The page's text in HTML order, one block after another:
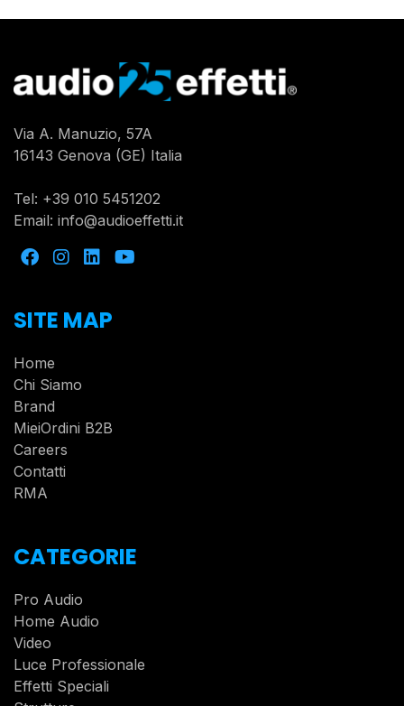
Via A. Manuzio, 57A
16143 Genova (GE) Italia
Tel: +39 010 5451202
Email: info@audioeffetti.it
SITE MAP
Home
Chi Siamo
Brand
MieiOrdini B2B
Careers
Contatti
RMA
CATEGORIE
Pro Audio
Home Audio
Video
Luce Professionale
Effetti Speciali